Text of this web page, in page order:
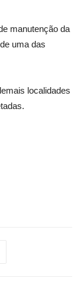
manutenção da
uma das
localidades